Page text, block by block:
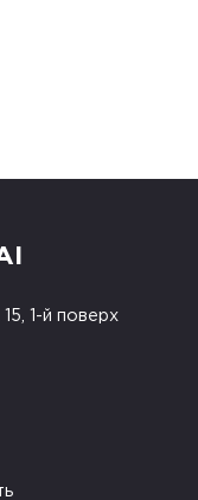
1-й поверх